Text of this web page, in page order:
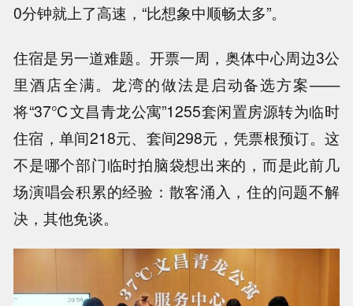
0分钟就上了高速，“比想象中顺畅太多”。
住宿是另一道难题。开票一周，奥体中心周边3公
里酒店全满。龙湾的做法是启动备选方案——
将“37℃文昌青龙公寓”1255套闲置房源转为临时
住宿，单间218元、套间298元，凭票根预订。这
不是哪个部门临时拍脑袋想出来的，而是此前几
场演唱会积累的经验：散客涌入，住的问题不解
决，其他免谈。